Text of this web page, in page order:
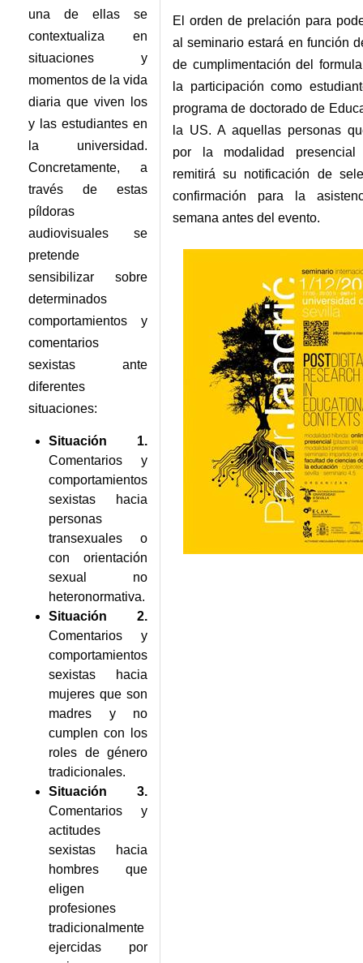
una de ellas se
contextualiza en
situaciones y
momentos de la vida
diaria que viven los
y las estudiantes en
la universidad.
Concretamente, a
través de estas
píldoras
audiovisuales se
pretende
sensibilizar sobre
determinados
comportamientos y
comentarios
sexistas ante
diferentes
situaciones:
Situación 1.
Comentarios y
comportamientos
sexistas hacia
personas
transexuales o
con orientación
sexual no
heteronormativa.
Situación 2.
Comentarios y
comportamientos
sexistas hacia
mujeres que son
madres y no
cumplen con los
roles de género
tradicionales.
Situación 3.
Comentarios y
actitudes
sexistas hacia
hombres que
eligen
profesiones
tradicionalmente
ejercidas por
El orden de prelación para
al seminario estará en función
de cumplimentación del
la participación como
programa de doctorado de
la US. A aquellas personas
por la modalidad
remitirá su notificación de
confirmación para la
semana antes del evento.